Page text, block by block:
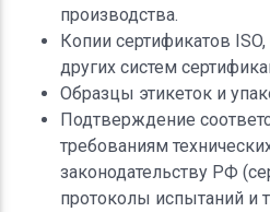
производства.
Копии сертификатов ISO,
других систем
Образцы этикеток и
Подтверждение
требованиям
законодательству РФ
протоколы испытаний и